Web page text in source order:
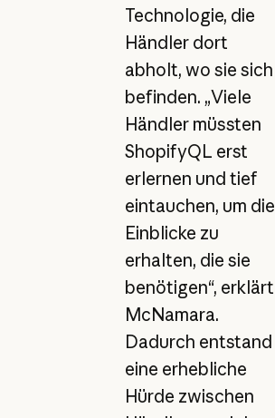
Technologie, die
Händler dort
abholt, wo sie sich
befinden. „Viele
Händler müssten
ShopifyQL erst
erlernen und tief
eintauchen, um die
Einblicke zu
erhalten, die sie
benötigen“, erklärt
McNamara.
Dadurch entstand
eine erhebliche
Hürde zwischen